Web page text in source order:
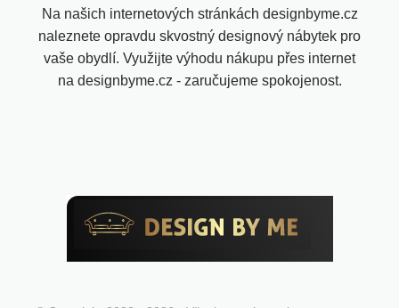
Na našich internetových stránkách designbyme.cz
naleznete opravdu skvostný designový nábytek pro
vaše obydlí. Využijte výhodu nákupu přes internet
na designbyme.cz - zaručujeme spokojenost.